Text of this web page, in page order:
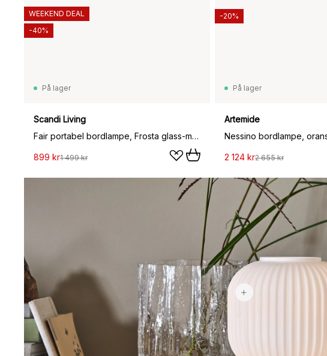
På lager
Scandi Living
Fair portabel bordlampe, Frosta glass-mørkbeiset ask
899 kr1 499 kr
WEEKEND DEAL
-40%
På lager
Artemide
Nessino bordlampe,
2 124 kr2 655 kr
-20%